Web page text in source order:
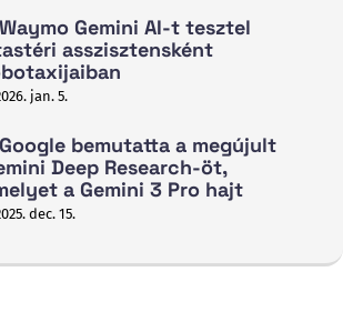
Gemini AI-t tesztel
asszisztensként
jan. 5.
bemutatta a megújult
Deep Research-öt,
a Gemini 3 Pro hajt
dec. 15.